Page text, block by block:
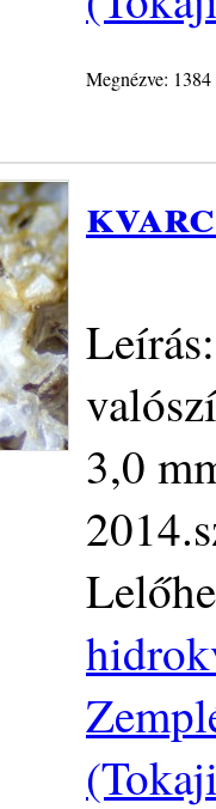
Megnézve:
3,0